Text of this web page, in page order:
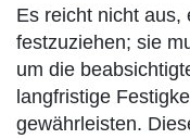
Es reicht nicht aus,
festzuziehen; sie
um die
langfristige
gewährleisten.